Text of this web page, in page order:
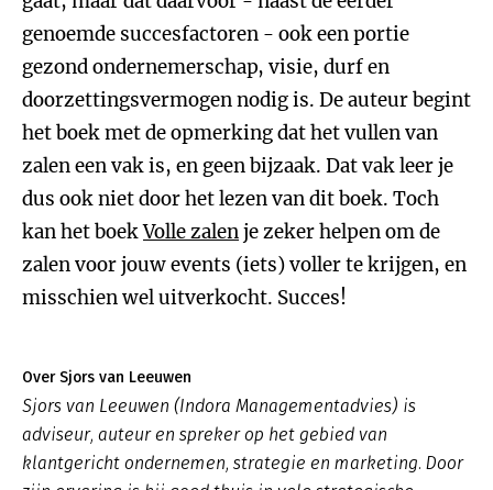
genoemde succesfactoren - ook een portie
gezond ondernemerschap, visie, durf en
doorzettingsvermogen nodig is. De auteur begint
het boek met de opmerking dat het vullen van
zalen een vak is, en geen bijzaak. Dat vak leer je
dus ook niet door het lezen van dit boek. Toch
kan het boekVolle zalenje zeker helpen om de
zalen voor jouw events (iets) voller te krijgen, en
misschien wel uitverkocht. Succes!
Over Sjors van Leeuwen
Sjors van Leeuwen (Indora Managementadvies) is
adviseur, auteur en spreker op het gebied van
klantgericht ondernemen, strategie en marketing. Door